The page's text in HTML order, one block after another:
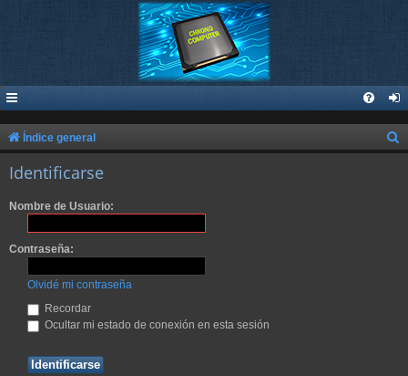
Índice general
Identificarse
Nombre de Usuario:
Contraseña:
Olvidé mi contraseña
Recordar
Ocultar mi estado de conexión en esta sesión